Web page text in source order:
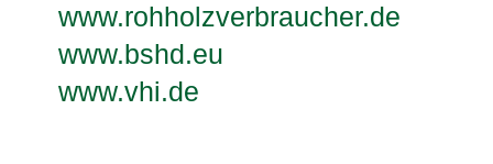
www.rohholzverbraucher.de
www.bshd.eu
www.vhi.de